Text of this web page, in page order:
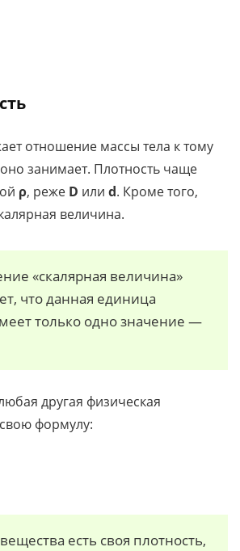
отношение массы тела к тому
занимает. Плотность чаще
ρ, реже D или d. Кроме того,
величина.
«скалярная величина»
что данная единица
только одно значение —
другая физическая
формулу:
есть своя плотность,